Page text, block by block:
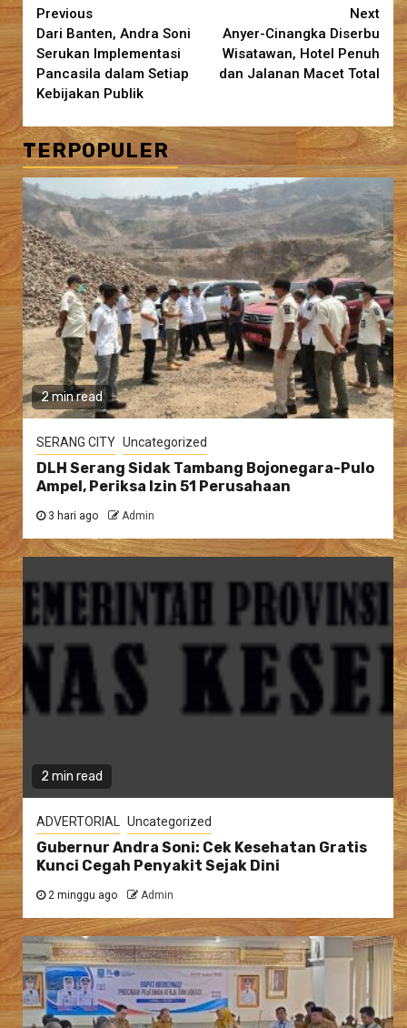
Continue
Reading
Previous
Dari Banten, Andra Soni
Serukan Implementasi
Pancasila dalam Setiap
Kebijakan Publik
Next
Anyer-Cinangka Diserbu
Wisatawan, Hotel Penuh
dan Jalanan Macet Total
TERPOPULER
2 min read
SERANG CITY Uncategorized
DLH Serang Sidak Tambang Bojonegara-Pulo
Ampel, Periksa Izin 51 Perusahaan
3 hari ago Admin
2 min read
ADVERTORIAL Uncategorized
Gubernur Andra Soni: Cek Kesehatan Gratis
Kunci Cegah Penyakit Sejak Dini
2 minggu ago Admin